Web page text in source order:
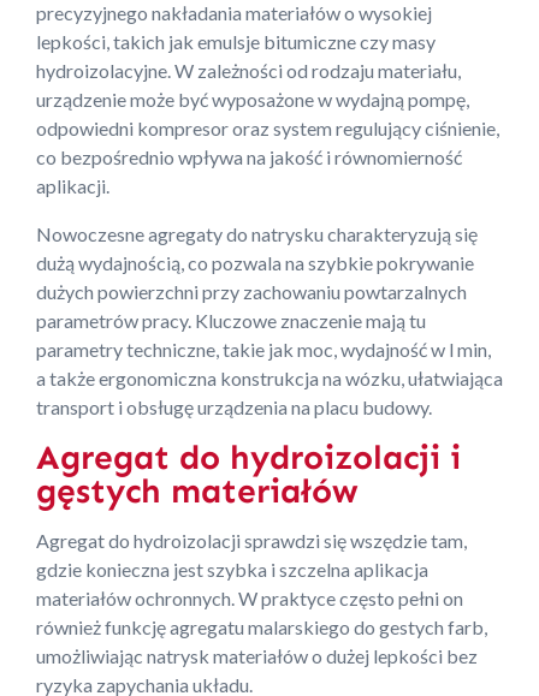
precyzyjnego nakładania materiałów o wysokiej
lepkości, takich jak emulsje bitumiczne czy masy
hydroizolacyjne. W zależności od rodzaju materiału,
urządzenie może być wyposażone w wydajną pompę,
odpowiedni kompresor oraz system regulujący ciśnienie,
co bezpośrednio wpływa na jakość i równomierność
aplikacji.
Nowoczesne agregaty do natrysku charakteryzują się
dużą wydajnością, co pozwala na szybkie pokrywanie
dużych powierzchni przy zachowaniu powtarzalnych
parametrów pracy. Kluczowe znaczenie mają tu
parametry techniczne, takie jak moc, wydajność w l min,
a także ergonomiczna konstrukcja na wózku, ułatwiająca
transport i obsługę urządzenia na placu budowy.
Agregat do hydroizolacji i
gęstych materiałów
Agregat do hydroizolacji sprawdzi się wszędzie tam,
gdzie konieczna jest szybka i szczelna aplikacja
materiałów ochronnych. W praktyce często pełni on
również funkcję agregatu malarskiego do gestych farb,
umożliwiając natrysk materiałów o dużej lepkości bez
ryzyka zapychania układu.